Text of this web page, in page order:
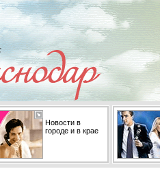
Новости в
городе и в крае